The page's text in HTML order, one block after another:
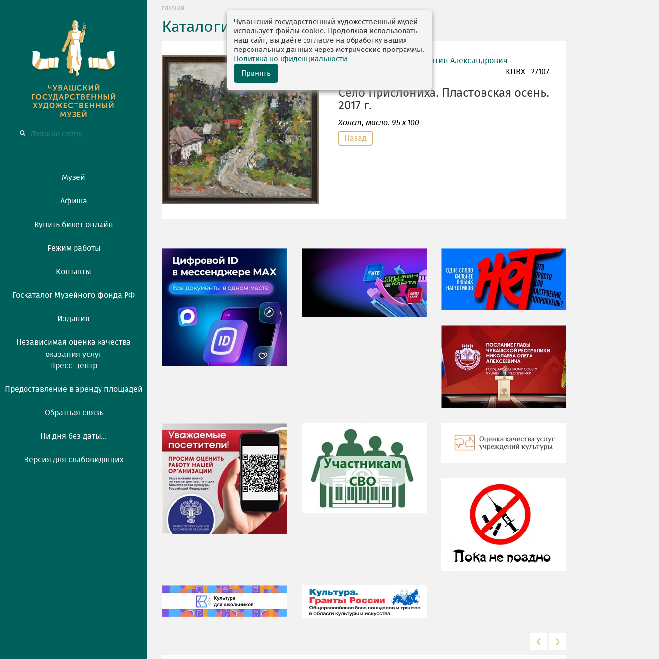
Музей
Афиша
Купить билет онлайн
Режим работы
Контакты
Госкаталог Музейного фонда РФ
Издания
Независимая оценка качества
оказания услуг
Пресс-центр
Предоставление в аренду площадей
Обратная связь
Ни дня без даты...
Версия для слабовидящих
ГЛАВНАЯ
Каталоги выставок
автор: Долгашев Константин Александрович
КПВХ—27107
Село Прислониха. Пластовская осень.
2017 г.
Холст, масло. 95 х 100
Назад
Чувашский государственный художественный музей
использует файлы cookie. Продолжая использовать
наш сайт, вы даёте согласие на обработку ваших
персональных данных через метрические программы.
Политика конфиденциальности
Принять